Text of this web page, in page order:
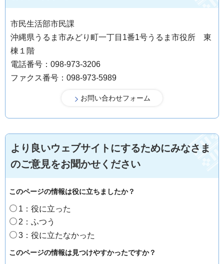
市民生活部市民課
沖縄県うるま市みどり町一丁目1番1号うるま市役所 東
棟１階
電話番号：098-973-3206
ファクス番号：098-973-5989
より良いウェブサイトにするためにみなさま
のご意見をお聞かせください
このページの情報は役に立ちましたか？
1：役に立った
2：ふつう
3：役に立たなかった
このページの情報は見つけやすかったですか？